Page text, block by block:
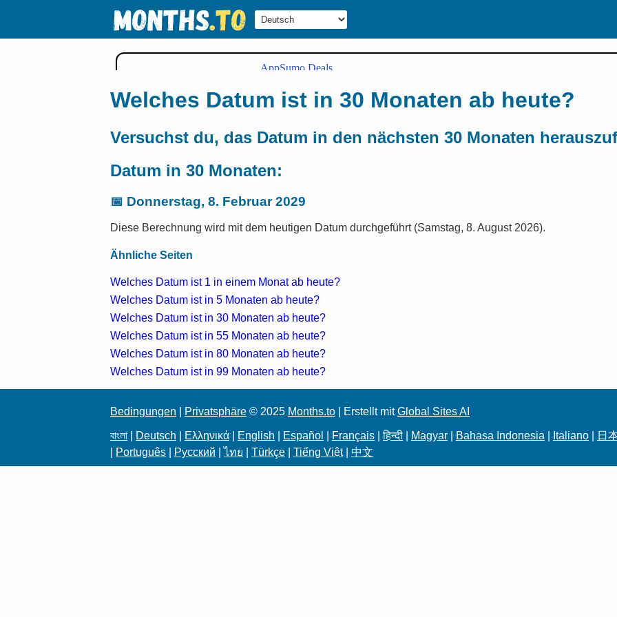
Welches Datum ist in 30 Monaten ab heute?
Versuchst du, das Datum in den nächsten 30 Monaten
Datum in 30 Monaten:
📅 Donnerstag, 8. Februar 2029
Diese Berechnung wird mit dem heutigen Datum durchgeführt (Samstag, 8. August 2026).
Ähnliche Seiten
Welches Datum ist 1 in einem Monat ab heute?
Welches Datum ist in 5 Monaten ab heute?
Welches Datum ist in 30 Monaten ab heute?
Welches Datum ist in 55 Monaten ab heute?
Welches Datum ist in 80 Monaten ab heute?
Welches Datum ist in 99 Monaten ab heute?
Bedingungen Privatsphäre © 2025 Months.to | Erstellt mitGlobal Sites AI
বাংলা Deutsch Ελληνικά English Español Français |हिन्दी Magyar Bahasa Indonesia Italiano 日
Português Русский |ไทย Türkçe Tiếng Việt| 中文